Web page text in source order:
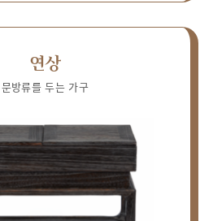
연상
문방류를 두는 가구